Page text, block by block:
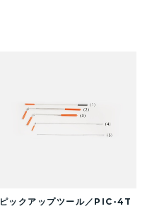
ピックアップツール／PIC-4T